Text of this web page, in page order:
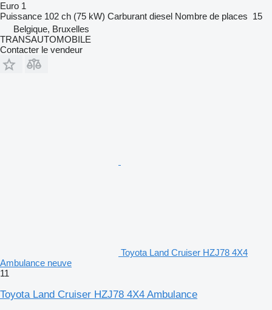
Euro 1
Puissance 102 ch (75 kW) Carburant diesel Nombre de places 15
Belgique, Bruxelles
TRANSAUTOMOBILE
Contacter le vendeur
Toyota Land Cruiser HZJ78 4X4
Ambulance neuve
11
Toyota Land Cruiser HZJ78 4X4 Ambulance